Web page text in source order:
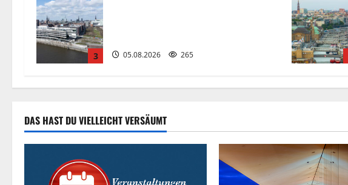
3 05.08.2026 265
DAS HAST DU VIELLEICHT VERSÄUMT